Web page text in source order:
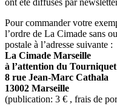
Pour commander votre
l’ordre de La Cimade sans
postale à l’adresse suivante :
La Cimade Marseille
à l’attention du Tourniquet
8 rue Jean-Marc Cathala
13002 Marseille
(publication: 3 € , frais de